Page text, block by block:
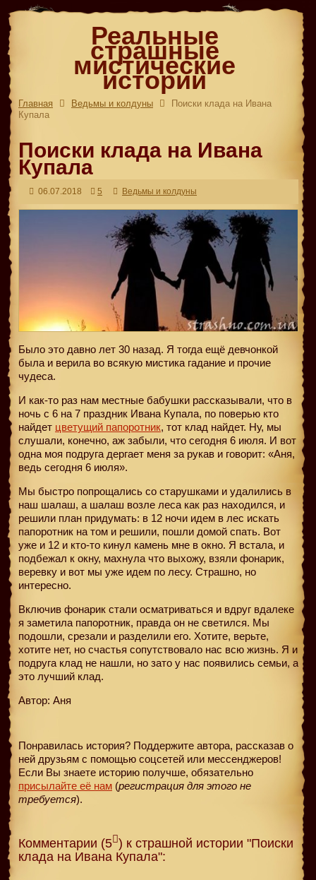
Реальные
страшные
мистические
истории
Главная Ведьмы и колдуны
Поиски клада на Ивана
Купала
Поиски клада на Ивана
Купала
06.07.2018 5 Ведьмы и колдуны
Было это давно лет 30 назад. Я тогда ещё девчонкой
была и верила во всякую мистика гадание и прочие
чудеса.
И как-то раз нам местные бабушки рассказывали, что в
ночь с 6 на 7 праздник Ивана Купала, по поверью кто
найдет цветущий папоротник, тот клад найдет. Ну, мы
слушали, конечно, аж забыли, что сегодня 6 июля. И вот
одна моя подруга дергает меня за рукав и говорит: «Аня,
ведь сегодня 6 июля».
Мы быстро попрощались со старушками и удалились в
наш шалаш, а шалаш возле леса как раз находился, и
решили план придумать: в 12 ночи идем в лес искать
папоротник на том и решили, пошли домой спать. Вот
уже и 12 и кто-то кинул камень мне в окно. Я встала, и
подбежал к окну, махнула что выхожу, взяли фонарик,
веревку и вот мы уже идем по лесу. Страшно, но
интересно.
Включив фонарик стали осматриваться и вдруг вдалеке
я заметила папоротник, правда он не светился. Мы
подошли, срезали и разделили его. Хотите, верьте,
хотите нет, но счастья сопутствовало нас всю жизнь. Я и
подруга клад не нашли, но зато у нас появились семьи, а
это лучший клад.
Автор: Аня
Понравилась история? Поддержите автора, рассказав о
ней друзьям с помощью соцсетей или мессенджеров!
Если Вы знаете историю получше, обязательно
присылайте её нам (регистрация для этого не
требуется).
Комментарии (5 ) к страшной истории "Поиски
клада на Ивана Купала":